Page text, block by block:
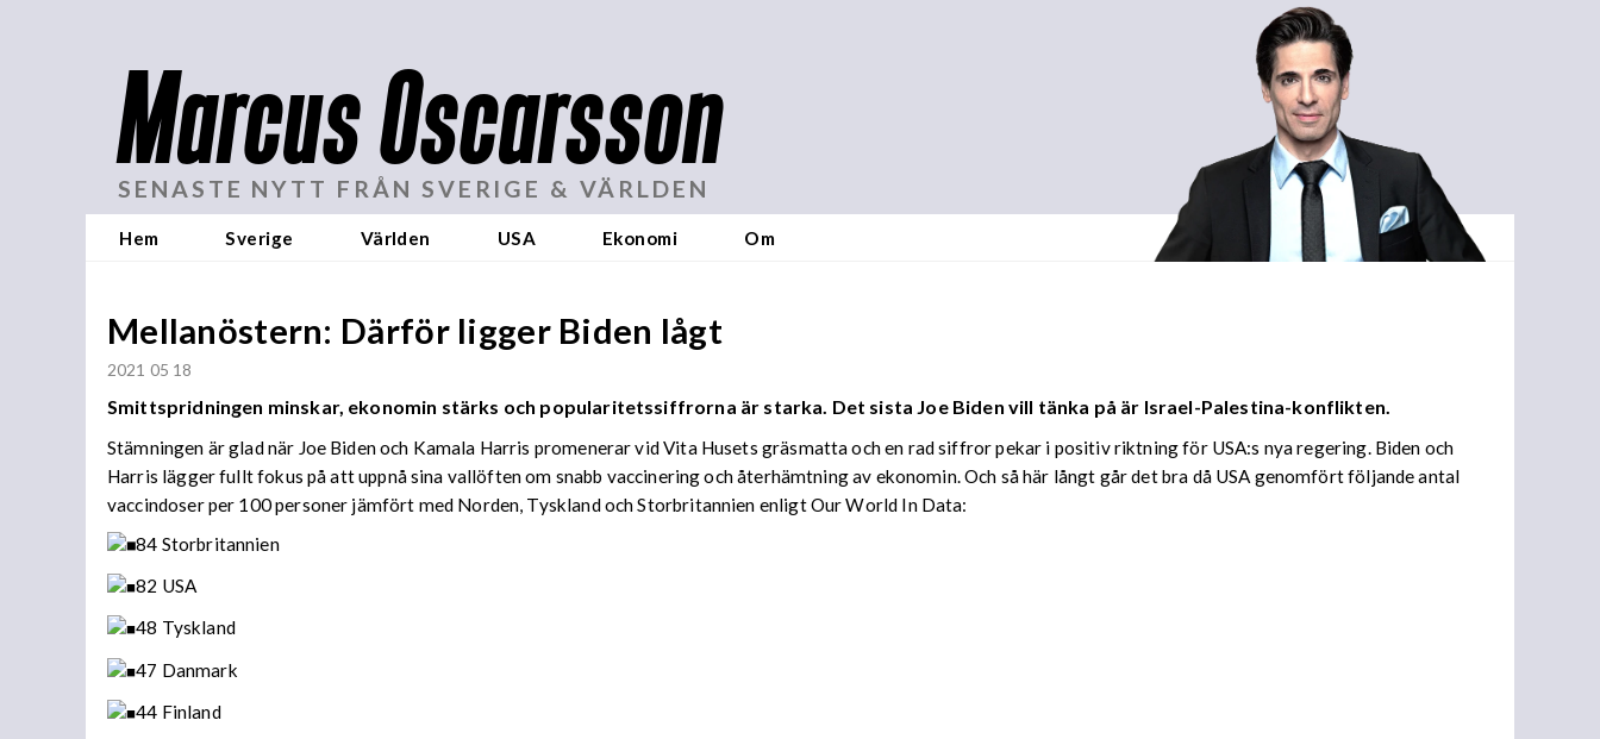
Marcus Oscarsson
SENASTE NYTT FRÅN SVERIGE & VÄRLDEN
Hem Sverige Världen USA Ekonomi Om
Mellanöstern: Därför ligger Biden lågt
2021 05 18
Smittspridningen minskar, ekonomin stärks och popularitetssiffrorna är starka. Det sista Joe Biden vill tänka på är Israel-Palestina-konflikten.
Stämningen är glad när Joe Biden och Kamala Harris promenerar vid Vita Husets gräsmatta och en rad siffror pekar i positiv riktning för USA:s nya regering. Biden och
Harris lägger fullt fokus på att uppnå sina vallöften om snabb vaccinering och återhämtning av ekonomin. Och så här långt går det bra då USA genomfört följande antal
vaccindoser per 100 personer jämfört med Norden, Tyskland och Storbritannien enligt Our World In Data:
84 Storbritannien
82 USA
48 Tyskland
47 Danmark
44 Finland